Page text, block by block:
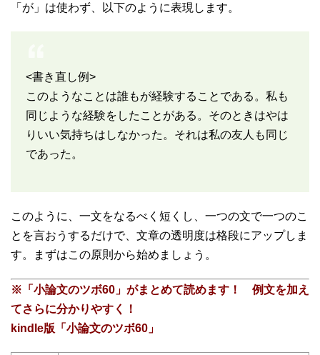
「が」は使わず、以下のように表現します。
<書き直し例>
このようなことは誰もが経験することである。私も
同じような経験をしたことがある。そのときはやは
りいい気持ちはしなかった。それは私の友人も同じ
であった。
このように、一文をなるべく短くし、一つの文で一つのこ
とを言おうするだけで、文章の透明度は格段にアップしま
す。まずはこの原則から始めましょう。
※「小論文のツボ60」がまとめて読めます！ 例文を加え
てさらに分かりやすく！
kindle版「小論文のツボ60」